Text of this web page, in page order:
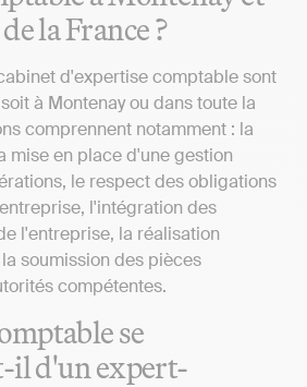
la France ?
d'expertise comptable sont
à Montenay ou dans toute la
comprennent notamment : la
mise en place d'une gestion
le respect des obligations
l'intégration des
l'entreprise, la réalisation
soumission des pièces
compétentes.
se
il d'un expert-